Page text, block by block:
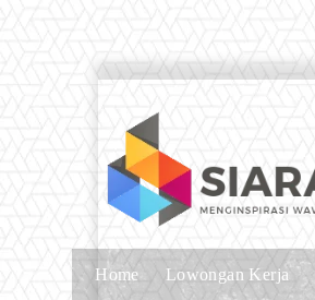
Home Lowongan Kerja